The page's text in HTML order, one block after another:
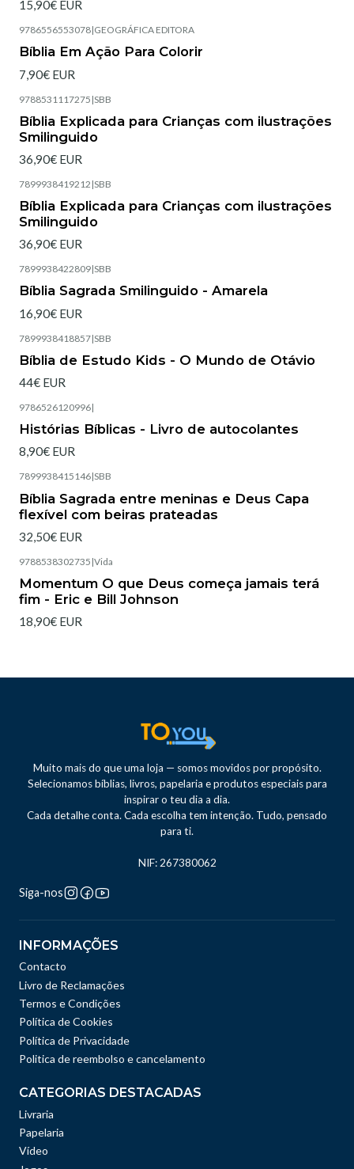
15,90€ EUR
9786556553078|GEOGRÁFICA EDITORA
Bíblia Em Ação Para Colorir
7,90€ EUR
9788531117275 |SBB
Bíblia Explicada para Crianças com ilustrações
Smilinguido
36,90€ EUR
7899938419212 |SBB
Bíblia Explicada para Crianças com ilustrações
Smilinguido
36,90€ EUR
7899938422809|SBB
Bíblia Sagrada Smilinguido - Amarela
16,90€ EUR
7899938418857|SBB
Bíblia de Estudo Kids - O Mundo de Otávio
44€ EUR
9786526120996|
Histórias Bíblicas - Livro de autocolantes
8,90€ EUR
7899938415146|SBB
Bíblia Sagrada entre meninas e Deus Capa
flexível com beiras prateadas
32,50€ EUR
9788538302735 |Vida
Momentum O que Deus começa jamais terá
fim - Eric e Bill Johnson
18,90€ EUR
Muito mais do que uma loja — somos movidos por propósito.
Selecionamos bíblias, livros, papelaria e produtos especiais para
inspirar o teu dia a dia.
Cada detalhe conta. Cada escolha tem intenção. Tudo, pensado
para ti.
NIF: 267380062
Siga-nos
INFORMAÇÕES
Contacto
Livro de Reclamações
Termos e Condições
Política de Cookies
Política de Privacidade
Politica de reembolso e cancelamento
CATEGORIAS DESTACADAS
Livraria
Papelaria
Vídeo